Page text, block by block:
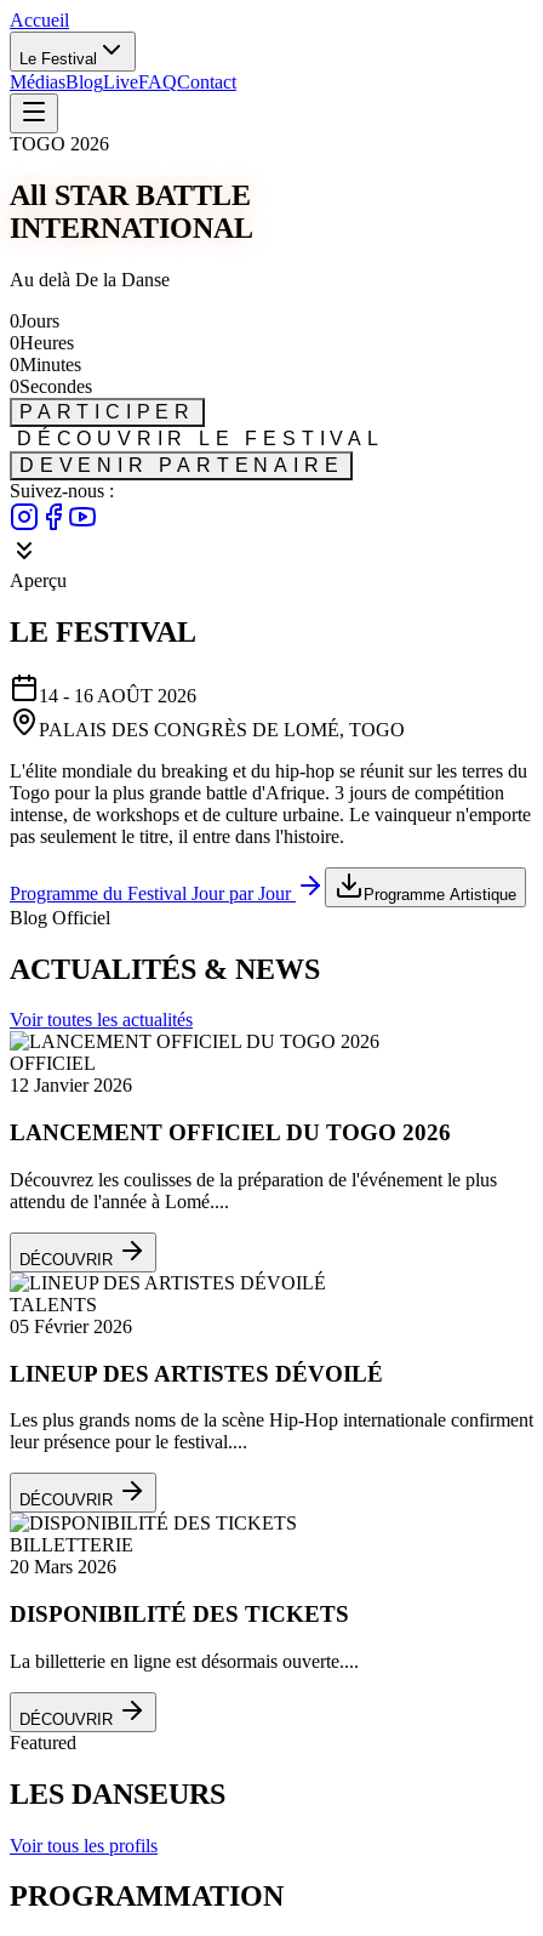
Accueil
Le Festival
MédiasBlogLiveFAQContact
TOGO 2026
All STAR BATTLE
INTERNATIONAL
Au delà De la Danse
0Jours
0Heures
0Minutes
0Secondes
PARTICIPER
DÉCOUVRIR LE FESTIVAL
DEVENIR PARTENAIRE
Suivez-nous :
Aperçu
LE FESTIVAL
14 - 16 AOÛT 2026
PALAIS DES CONGRÈS DE LOMÉ, TOGO
L'élite mondiale du breaking et du hip-hop se réunit sur les terres du
Togo pour la plus grande battle d'Afrique. 3 jours de compétition
intense, de workshops et de culture urbaine. Le vainqueur n'emporte
pas seulement le titre, il entre dans l'histoire.
Programme du Festival Jour par Jour Programme Artistique
Blog Officiel
ACTUALITÉS & NEWS
Voir toutes les actualités
OFFICIEL
12 Janvier 2026
LANCEMENT OFFICIEL DU TOGO 2026
Découvrez les coulisses de la préparation de l'événement le plus
attendu de l'année à Lomé....
DÉCOUVRIR
TALENTS
05 Février 2026
LINEUP DES ARTISTES DÉVOILÉ
Les plus grands noms de la scène Hip-Hop internationale confirment
leur présence pour le festival....
DÉCOUVRIR
BILLETTERIE
20 Mars 2026
DISPONIBILITÉ DES TICKETS
La billetterie en ligne est désormais ouverte....
DÉCOUVRIR
Featured
LES DANSEURS
Voir tous les profils
PROGRAMMATION